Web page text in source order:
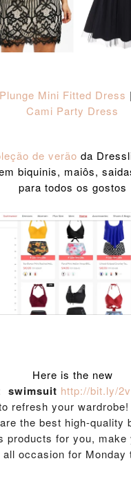
Plunge Mini Fitted Dress
Cami Party Dress
de verão da
biquinis, maiôs,
para todos os gostos
Here is the new
swimsuit http://bit.ly/
refresh your
the best high-quality
products for you, make
all occasion for Monday